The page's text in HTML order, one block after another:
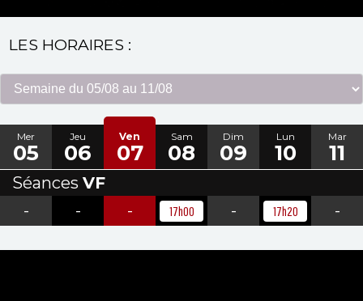
LES HORAIRES :
Mer
05
Jeu
06
Ven
07
Sam
08
Dim
09
Lun
10
Mar
11
Séances VF
-
- - 17h00 - 17h20 -